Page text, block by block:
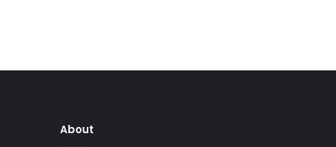
About